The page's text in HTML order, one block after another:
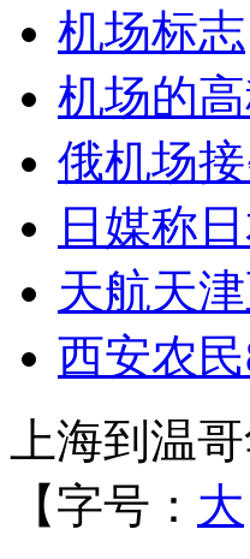
机场标志
机场的
俄机场
日媒称
天航天
西安农
上海到温
【字号： 大